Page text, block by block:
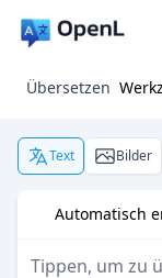
Übersetzen
Text Bilder
Automatisch